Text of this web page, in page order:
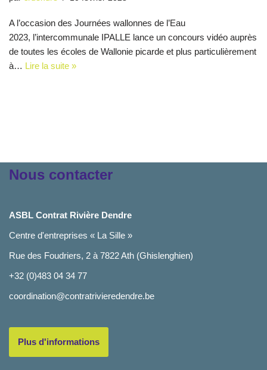
A l’occasion des Journées wallonnes de l’Eau
2023, l’intercommunale IPALLE lance un concours vidéo auprès
de toutes les écoles de Wallonie picarde et plus particulièrement
à… Lire la suite »
Nous contacter
ASBL Contrat Rivière Dendre
Centre d'entreprises « La Sille »
Rue des Foudriers, 2 à 7822 Ath (Ghislenghien)
+32 (0)483 04 34 77
coordination@contratrivieredendre.be
Plus d'informations